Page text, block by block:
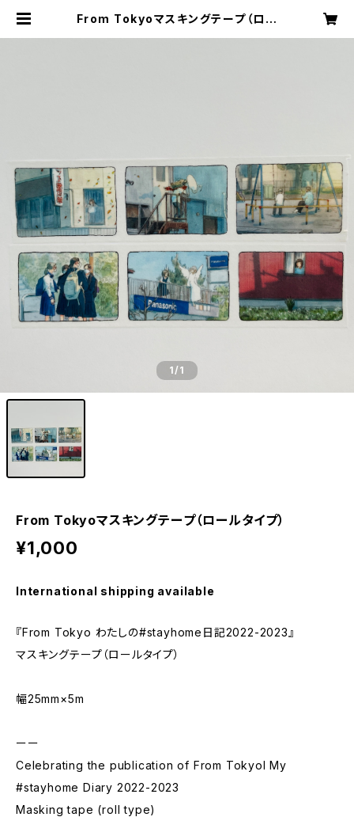
From Tokyoマスキングテープ（ロー
1/1
From Tokyoマスキングテープ（ロールタイプ）
¥1,000
International shipping available
『From Tokyo わたしの#stayhome日記2022-2023』
マスキングテープ（ロールタイプ）
幅25mm×5m
ーー
Celebrating the publication of From Tokyol My
#stayhome Diary 2022-2023
Masking tape (roll type)